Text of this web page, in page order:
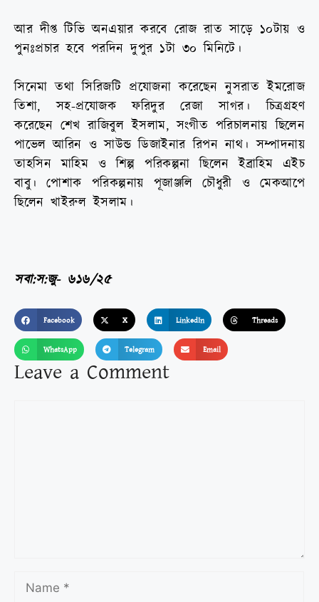
আর দীপ্ত টিভি অনএয়ার করবে রোজ রাত সাড়ে ১০টায় ও
পুনঃপ্রচার হবে পরদিন দুপুর ১টা ৩০ মিনিটে।
সিনেমা তথা সিরিজটি প্রযোজনা করেছেন নুসরাত ইমরোজ
তিশা, সহ-প্রযোজক ফরিদুর রেজা সাগর। চিত্রগ্রহণ
করেছেন শেখ রাজিবুল ইসলাম, সংগীত পরিচালনায় ছিলেন
পাভেল আরিন ও সাউন্ড ডিজাইনার রিপন নাথ। সম্পাদনায়
তাহসিন মাহিম ও শিল্প পরিকল্পনা ছিলেন ইব্রাহিম এইচ
বাবু। পোশাক পরিকল্পনায় পূজাঞ্জলি চৌধুরী ও মেকআপে
ছিলেন খাইরুল ইসলাম।
সবা:স:জু- ৬১৬/২৫
Facebook X LinkedIn Threads
WhatsApp Telegram Email
Leave a Comment